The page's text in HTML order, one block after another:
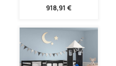
918,91 €